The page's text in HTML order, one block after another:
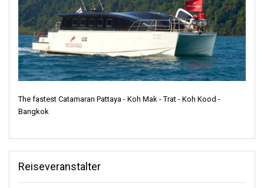
The fastest Catamaran Pattaya - Koh Mak - Trat - Koh Kood -
Bangkok
Reiseveranstalter